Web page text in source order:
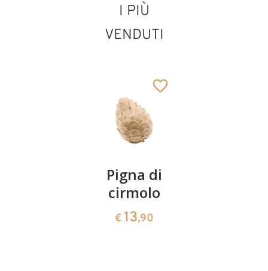
I PIÙ
VENDUTI
Pigna di
cirmolo
€ 13,90